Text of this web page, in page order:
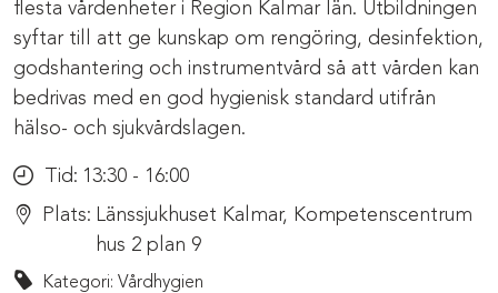
flesta vårdenheter i Region Kalmar län. Utbildningen
syftar till att ge kunskap om rengöring, desinfektion,
godshantering och instrumentvård så att vården kan
bedrivas med en god hygienisk standard utifrån
hälso- och sjukvårdslagen.
Tid: 13:30 - 16:00
Plats: Länssjukhuset Kalmar, Kompetenscentrum
hus 2 plan 9
Kategori: Vårdhygien